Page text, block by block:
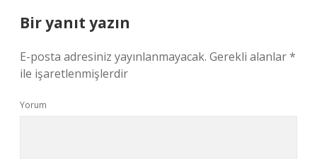
Bir yanıt yazın
E-posta adresiniz yayınlanmayacak. Gerekli alanlar*
ile işaretlenmişlerdir
Yorum